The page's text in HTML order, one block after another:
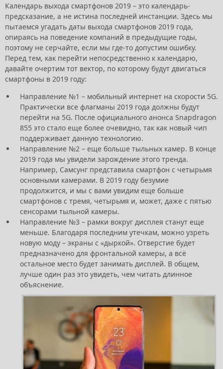
Календарь выхода смартфонов 2019 – это календарь-
предсказание, а не истина последней инстанции. Здесь мы
пытаемся угадать даты выхода смартфонов 2019 года,
опираясь на поведение компаний в предыдущие годы,
поэтому не серчайте, если мы где-то допустим ошибку.
Перед тем, как перейти непосредственно к календарю,
давайте очертим тот вектор, по которому будут двигаться
смартфоны в 2019 году:
Направление №1 – мобильный интернет на скорости 5G.
Практически все флагманы 2019 года должны будут
перейти на 5G. После официального анонса Snapdragon
855 это стало еще более очевидно, так как новый чип
поддерживает данную технологию.
Направление №2 – еще больше тыльных камер. В конце
2019 года мы увидели зарождение этого тренда.
Например, Самсунг представила смартфон с четырьмя
основными камерами. В 2019 году безумие
продолжится, и мы с вами увидим еще больше
смартфонов с тремя, четырьмя и, может, даже с пятью
сенсорами тыльной камеры.
Направление №3 – рамки вокруг дисплея станут еще
меньше. Благодаря последним утечкам, можно узреть
новую моду – экраны с «дыркой». Отверстие будет
предназначено для фронтальной камеры, а всё
остальное место будет занимать дисплей. В общем,
лучше один раз это увидеть, чем читать длинное
объяснение.